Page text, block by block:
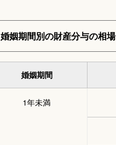
婚姻期間別の財産分与の相場
婚姻期間
1年未満